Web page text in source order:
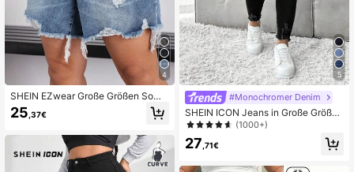
4
SHEIN EZwear Große Größen Som
mer Lässige Destroyed Denim Short
s mit ausgefranstem Saum
25 ,37€
5
#Monochromer Denim
SHEIN ICON Jeans in Große Größen
mit Knopfleiste und Taschen, Lässig
(1000+)
27,71€